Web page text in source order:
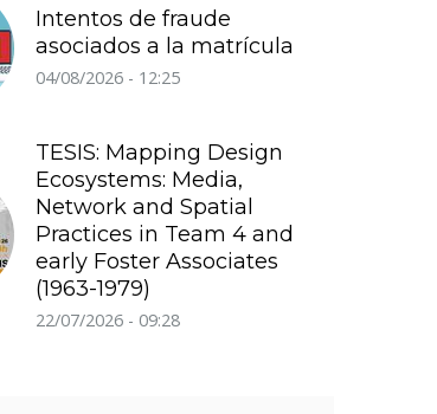
Intentos de fraude
asociados a la matrícula
04/08/2026 - 12:25
TESIS: Mapping Design
Ecosystems: Media,
Network and Spatial
Practices in Team 4 and
early Foster Associates
(1963-1979)
22/07/2026 - 09:28